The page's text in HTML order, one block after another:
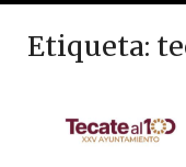
Etiqueta: